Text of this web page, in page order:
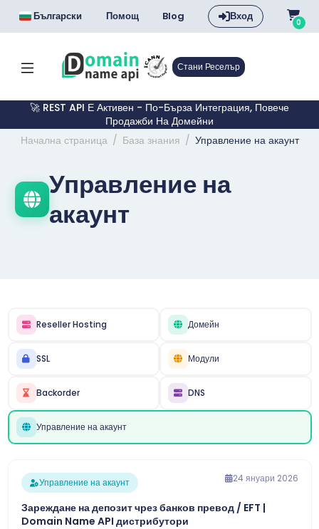
Български Помощ Blog Вход 0
Стани Реселър
🚀 REST API Е Активен - По-Бърза Интеграция, Повече
Продажби На Домейни
Начална страница
База знания Управление на акаунт
Управление на
акаунт
Reseller Hosting Домейн
SSL Модули
Backorder DNS
Управление на акаунт
Управление на акаунт 24 януари 2026
Зареждане на депозит чрез банков превод / EFT |
Domain Name API дистрибутори